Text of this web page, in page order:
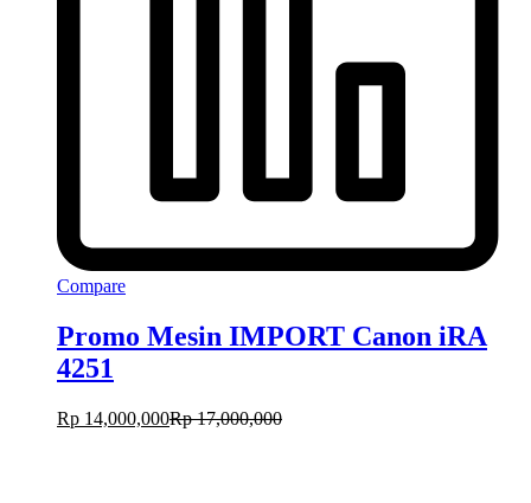
Compare
Promo Mesin IMPORT Canon iRA
4251
Rp 14,000,000Rp17,000,000